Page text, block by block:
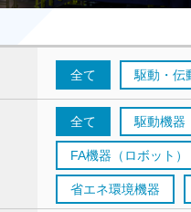
全て 駆動・伝
全て 駆動機器
FA機器（ロボット）
省エネ環境機器